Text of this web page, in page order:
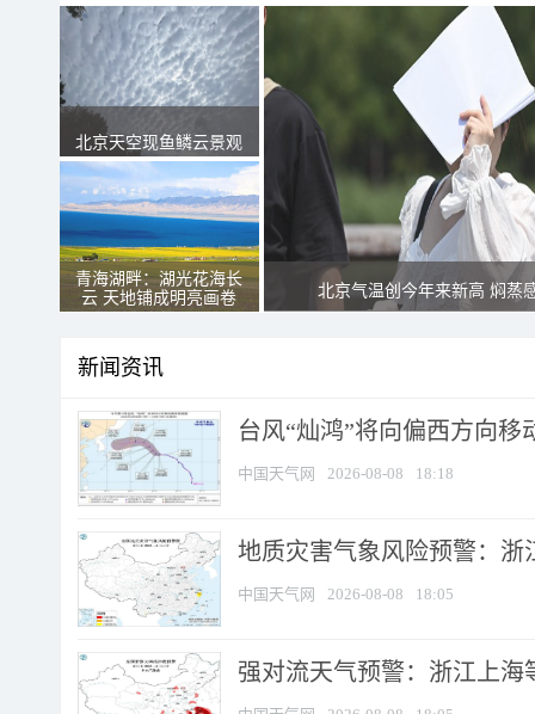
北京天空现鱼鳞云景观
青海湖畔：湖光花海长
云 天地铺成明亮画卷
北京气温创今年来新高 焖蒸
新闻资讯
台风“灿鸿”将向偏西方向移
中国天气网 2026-08-08 18:18
地质灾害气象风险预警：
中国天气网 2026-08-08 18:05
强对流天气预警：浙江上海